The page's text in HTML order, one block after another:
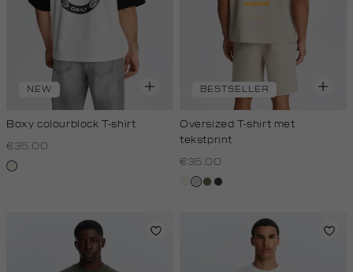
NEW
Boxy colourblock T-shirt
€35.00
wit,
BESTSELLER
Oversized T-shirt met
tekstprint
€35.00
wit,taupe,
groen,
grijs,